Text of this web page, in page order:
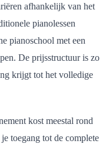
afhankelijk van het
pianolessen
pianoschool met een
De prijsstructuur is zo
krijgt tot het volledige
kost meestal rond
toegang tot de complete